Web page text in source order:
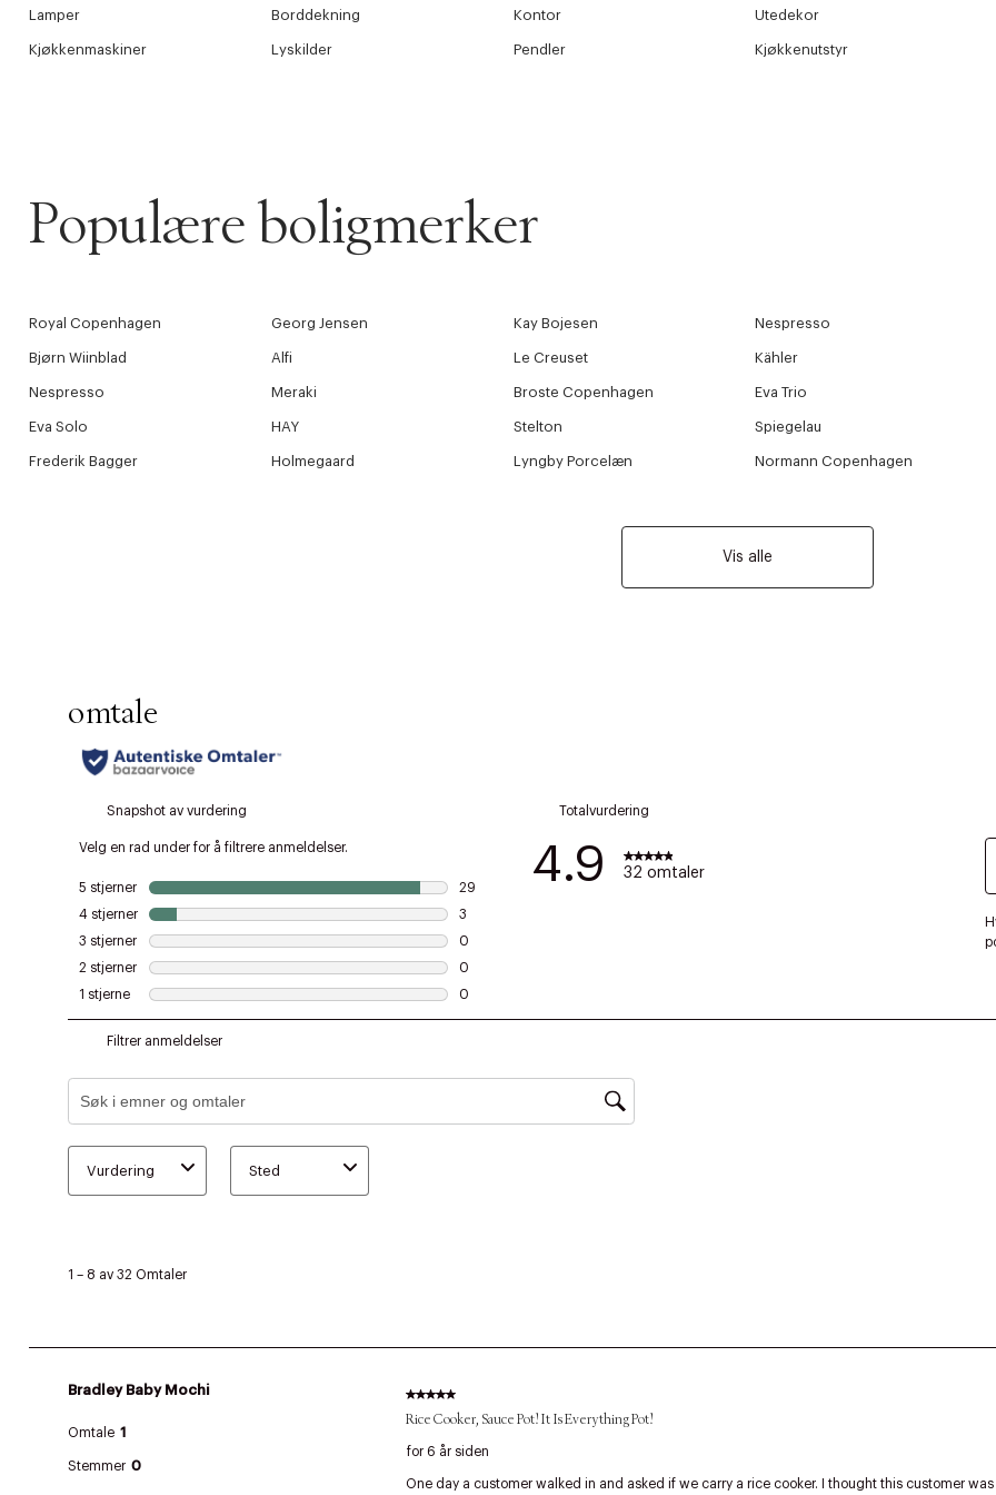
Lamper Borddekning Kontor Utedekor
Kjøkkenmaskiner Lyskilder Pendler Kjøkkenutstyr
Populære boligmerker
Royal Copenhagen Georg Jensen Kay Bojesen Nespresso
Bjørn Wiinblad Alfi Le Creuset Kähler
Nespresso Meraki Broste Copenhagen Eva Trio
Eva Solo HAY Stelton Spiegelau
Frederik Bagger Holmegaard Lyngby Porcelæn Normann Copenhagen
Vis alle